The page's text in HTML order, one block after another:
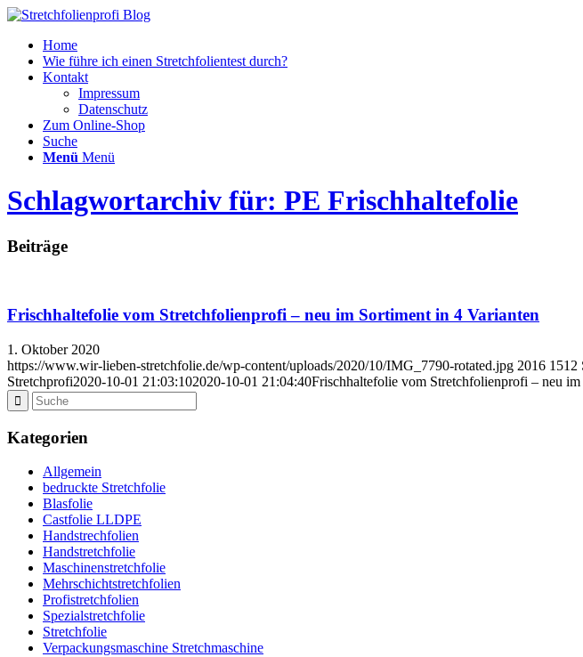
Home
Wie führe ich einen Stretchfolientest durch?
Kontakt
Impressum
Datenschutz
Zum Online-Shop
Suche
Menü Menü
Schlagwortarchiv für: PE Frischhaltefolie
Beiträge
Frischhaltefolie vom Stretchfolienprofi – neu im Sortiment in 4 Varianten
1. Oktober 2020
https://www.wir-lieben-stretchfolie.de/wp-content/uploads/2020/10/IMG_7790-rotated.jpg 2016 1512
Stretchprofi2020-10-01 21:03:102020-10-01 21:04:40Frischhaltefolie vom Stretchfolienprofi – neu
Kategorien
Allgemein
bedruckte Stretchfolie
Blasfolie
Castfolie LLDPE
Handstrechfolien
Handstretchfolie
Maschinenstretchfolie
Mehrschichtstretchfolien
Profistretchfolien
Spezialstretchfolie
Stretchfolie
Verpackungsmaschine Stretchmaschine